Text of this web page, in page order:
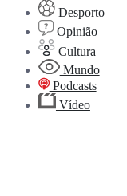
Desporto
Opinião
Cultura
Mundo
Podcasts
Vídeo